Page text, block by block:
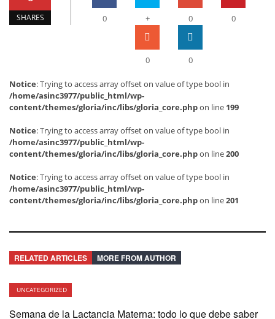
SHARES 0 + 0 0
0 0
Notice: Trying to access array offset on value of type bool in
/home/asinc3977/public_html/wp-
content/themes/gloria/inc/libs/gloria_core.phpon line 199
Notice: Trying to access array offset on value of type bool in
/home/asinc3977/public_html/wp-
content/themes/gloria/inc/libs/gloria_core.phpon line200
Notice: Trying to access array offset on value of type bool in
/home/asinc3977/public_html/wp-
content/themes/gloria/inc/libs/gloria_core.phpon line201
RELATED ARTICLES MORE FROM AUTHOR
UNCATEGORIZED
Semana de la Lactancia Materna: todo lo que debe saber